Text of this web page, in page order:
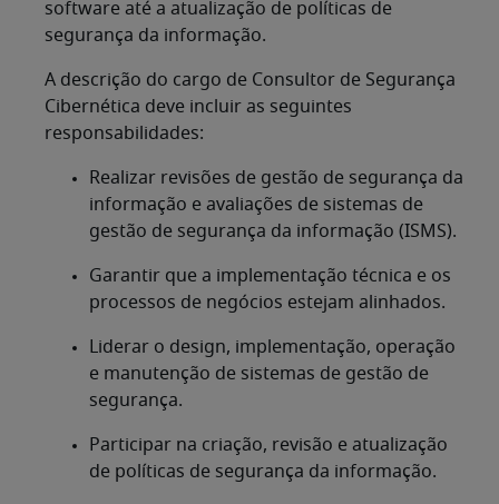
software até a atualização de políticas de
segurança da informação.
A descrição do cargo de Consultor de Segurança
Cibernética deve incluir as seguintes
responsabilidades:
Realizar revisões de gestão de segurança da
informação e avaliações de sistemas de
gestão de segurança da informação (ISMS).
Garantir que a implementação técnica e os
processos de negócios estejam alinhados.
Liderar o design, implementação, operação
e manutenção de sistemas de gestão de
segurança.
Participar na criação, revisão e atualização
de políticas de segurança da informação.